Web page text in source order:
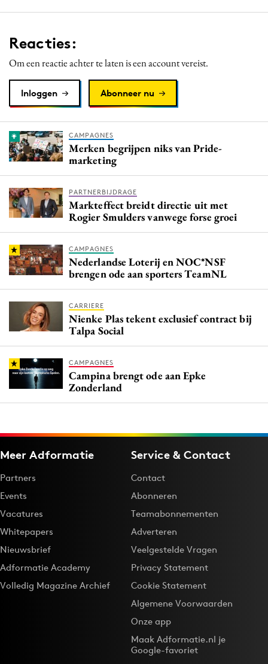
Reacties:
Om een reactie achter te laten is een account vereist.
Inloggen Abonneer nu
CAMPAGNES
Merken begrijpen niks van Pride-
marketing
PARTNERBIJDRAGE
Markteffect breidt directie uit met
Rogier Smulders vanwege forse groei
CAMPAGNES
Nederlandse Loterij en NOC*NSF
brengen ode aan sporters TeamNL
CARRIERE
Nienke Plas tekent exclusief contract bij
Talpa Social
CAMPAGNES
Campina brengt ode aan Epke
Zonderland
Meer Adformatie
Partners
Events
Vacatures
Whitepapers
Nieuwsbrief
Adformatie Academy
Volledig Magazine Archief
Service & Contact
Contact
Abonneren
Teamabonnementen
Adverteren
Veelgestelde Vragen
Privacy Statement
Cookie Statement
Algemene Voorwaarden
Onze app
Maak Adformatie.nl je
Google-favoriet